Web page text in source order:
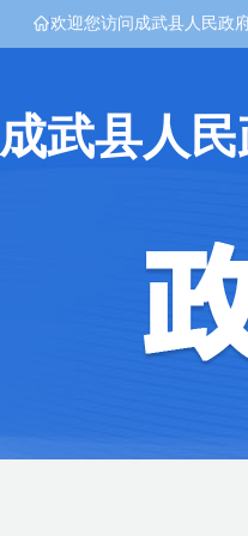
欢迎您访问成武县人民政
成武县人